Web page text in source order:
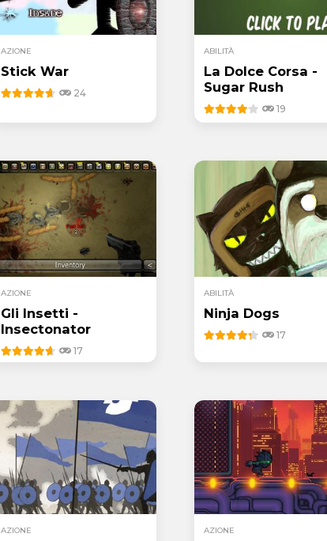
AZIONE
Stick War
24
ABILITÀ
La Dolce Corsa -
Sugar Rush
19
AZIONE
Gli Insetti -
Insectonator
17
ABILITÀ
Ninja Dogs
17
AZIONE AZIONE